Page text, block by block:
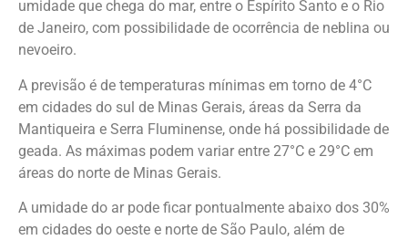
umidade que chega do mar, entre o Espírito Santo e o Rio
de Janeiro, com possibilidade de ocorrência de neblina ou
nevoeiro.
A previsão é de temperaturas mínimas em torno de 4°C
em cidades do sul de Minas Gerais, áreas da Serra da
Mantiqueira e Serra Fluminense, onde há possibilidade de
geada. As máximas podem variar entre 27°C e 29°C em
áreas do norte de Minas Gerais.
A umidade do ar pode ficar pontualmente abaixo dos 30%
em cidades do oeste e norte de São Paulo, além de